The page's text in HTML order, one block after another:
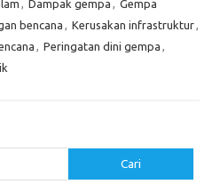
, Dampak gempa , Gempa
bencana , Kerusakan infrastruktur,
, Peringatan dini gempa ,
Cari